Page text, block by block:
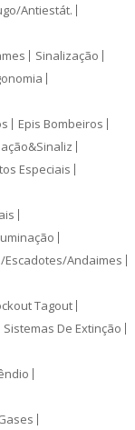
Antiestát.
Sinalização
Epis Bombeiros
Especiais
Escadotes/Andaimes
Tagout
Sistemas De Extinção